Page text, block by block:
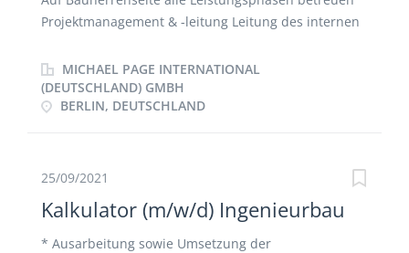
Projektmanagement & -leitung Leitung des internen
und Kostenmanagement.
MICHAEL PAGE INTERNATIONAL
(DEUTSCHLAND) GMBH
BERLIN, DEUTSCHLAND
25/09/2021
Kalkulator (m/w/d) Ingenieurbau
* Ausarbeitung sowie Umsetzung der